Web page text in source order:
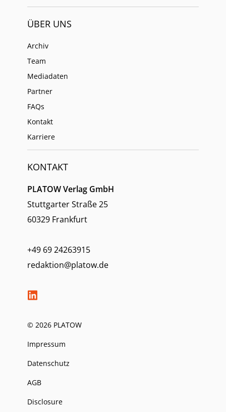
ÜBER UNS
Archiv
Team
Mediadaten
Partner
FAQs
Kontakt
Karriere
KONTAKT
PLATOW Verlag GmbH
Stuttgarter Straße 25
60329 Frankfurt
+49 69 24263915
redaktion@platow.de
© 2026 PLATOW
Impressum
Datenschutz
AGB
Disclosure